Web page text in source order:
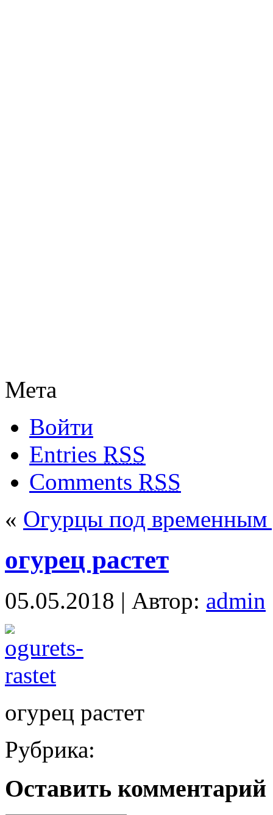
Мета
Войти
Entries RSS
Comments RSS
« Огурцы под
огурец растет
05.05.2018 | Автор: admin
огурец растет
Рубрика:
Оставить комментарий